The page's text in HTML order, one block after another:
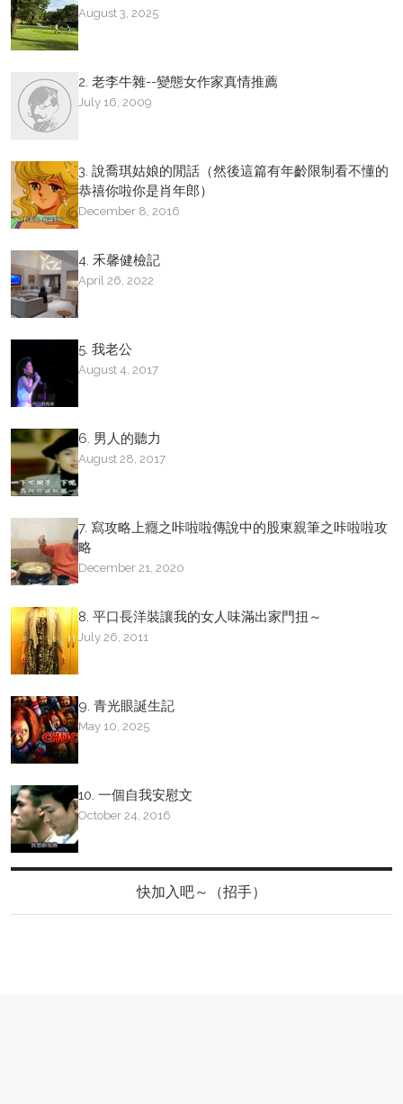
August 3, 2025
2. 老李牛雜--變態女作家真情推薦
July 16, 2009
3. 說喬琪姑娘的閒話（然後這篇有年齡限制看不懂的
恭禧你啦你是肖年郎）
December 8, 2016
4. 禾馨健檢記
April 26, 2022
5. 我老公
August 4, 2017
6. 男人的聽力
August 28, 2017
7. 寫攻略上癮之咔啦啦傳說中的股東親筆之咔啦啦攻
略
December 21, 2020
8. 平口長洋裝讓我的女人味滿出家門扭～
July 26, 2011
9. 青光眼誕生記
May 10, 2025
10. 一個自我安慰文
October 24, 2016
快加入吧～（招手）